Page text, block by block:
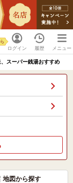
ログイン 履歴 メニュー
スーパー銭湯おすすめ
地図から探す